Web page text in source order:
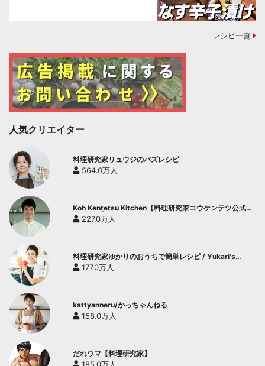
レシピ一覧
人気クリエイター
料理研究家リュウジのバズレシピ
564.0万人
Koh Kentetsu Kitchen【料理研究家コウケンテツ公式チ
ャンネル】
227.0万人
料理研究家ゆかりのおうちで簡単レシピ / Yukari's
Kitchen
177.0万人
kattyanneru/かっちゃんねる
158.0万人
だれウマ【料理研究家】